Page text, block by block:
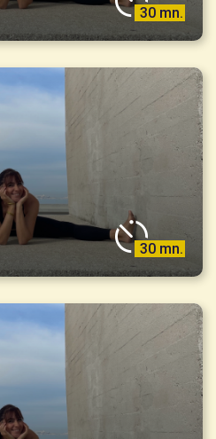
30 mn.
30 mn.